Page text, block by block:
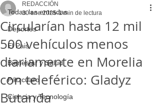
Todas las entradas
Deportes
El Pais
Bienestar y Salud
Pátzcuaro
Ciencia y Tecnología
Circularían hasta 12 mil
500 vehículos menos
diariamente en Morelia
con teleférico: Gladyz
Butanda
REDACCIÓN
30 ene 2025 1 min de lectura